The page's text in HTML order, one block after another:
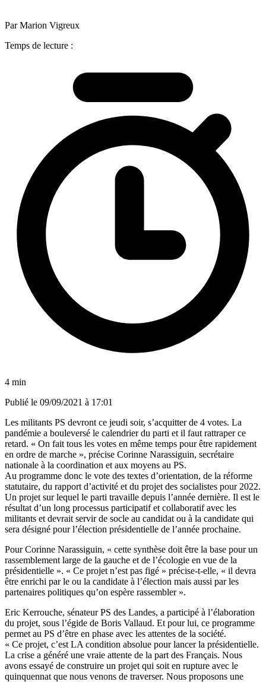
Par Marion Vigreux
Temps de lecture :
4 min
Publié le 09/09/2021 à 17:01
Les militants PS devront ce jeudi soir, s’acquitter de 4 votes. La
pandémie a bouleversé le calendrier du parti et il faut rattraper ce
retard. « On fait tous les votes en même temps pour être rapidement
en ordre de marche », précise Corinne Narassiguin, secrétaire
nationale à la coordination et aux moyens au PS.
Au programme donc le vote des textes d’orientation, de la réforme
statutaire, du rapport d’activité et du projet des socialistes pour 2022.
Un projet sur lequel le parti travaille depuis l’année dernière. Il est le
résultat d’un long processus participatif et collaboratif avec les
militants et devrait servir de socle au candidat ou à la candidate qui
sera désigné pour l’élection présidentielle de l’année prochaine.
Pour Corinne Narassiguin, « cette synthèse doit être la base pour un
rassemblement large de la gauche et de l’écologie en vue de la
présidentielle ». « Ce projet n’est pas figé » précise-t-elle, « il devra
être enrichi par le ou la candidate à l’élection mais aussi par les
partenaires politiques qu’on espère rassembler ».
Eric Kerrouche, sénateur PS des Landes, a participé à l’élaboration
du projet, sous l’égide de Boris Vallaud. Et pour lui, ce programme
permet au PS d’être en phase avec les attentes de la société.
« Ce projet, c’est LA condition absolue pour lancer la présidentielle.
La crise a généré une vraie attente de la part des Français. Nous
avons essayé de construire un projet qui soit en rupture avec le
quinquennat que nous venons de traverser. Nous proposons une